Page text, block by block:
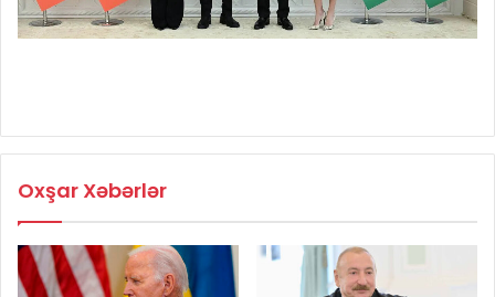
Oxşar Xəbərlər